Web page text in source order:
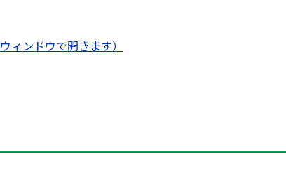
ィンドウで開きます）